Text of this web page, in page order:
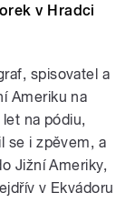
v Hradci
spisovatel a
Ameriku na
na pódiu,
se i zpěvem, a
Jižní Ameriky,
v Ekvádoru